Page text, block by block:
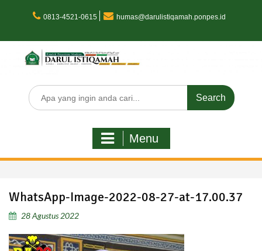
0813-4521-0615 humas@darulistiqamah.ponpes.id
Search
for:
Menu
WhatsApp-Image-2022-08-27-at-17.00.37
28 Agustus 2022